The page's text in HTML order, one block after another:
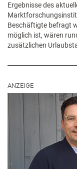
Ergebnisse des
Beschäftigte befragt
möglich ist, wären
zusätzlichen
ANZEIGE